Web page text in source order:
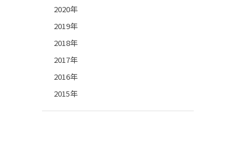
2020年
2019年
2018年
2017年
2016年
2015年